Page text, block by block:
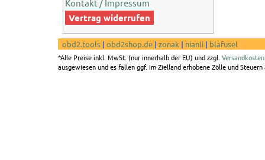
Kontakt / Impressum
Vertrag widerrufen
obd2.tools | obd2shop.de | zonak | nianli | blafusel
*Alle Preise inkl. MwSt. (nur innerhalb der EU) und zzgl. Versandkosten
ausgewiesen und es fallen ggf. im Zielland erhobene Zölle und